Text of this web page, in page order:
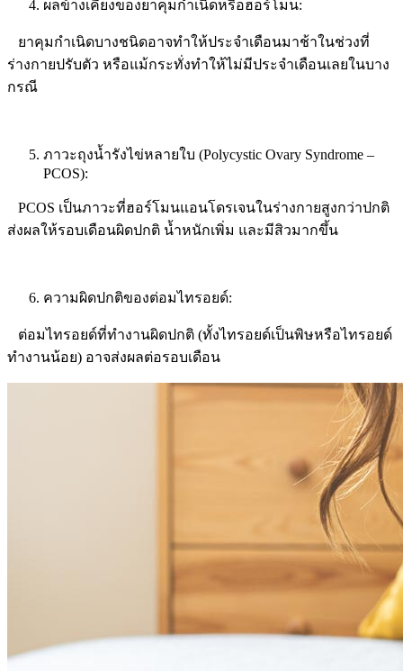
ผลข้างเคียงของยาคุมกำเนิดหรือฮอร์โมน:
ยาคุมกำเนิดบางชนิดอาจทำให้ประจำเดือนมาช้าในช่วงที่
ร่างกายปรับตัว หรือแม้กระทั่งทำให้ไม่มีประจำเดือนเลยในบาง
กรณี
ภาวะถุงน้ำรังไข่หลายใบ (Polycystic Ovary Syndrome –
PCOS):
PCOS เป็นภาวะที่ฮอร์โมนแอนโดรเจนในร่างกายสูงกว่าปกติ
ส่งผลให้รอบเดือนผิดปกติ น้ำหนักเพิ่ม และมีสิวมากขึ้น
ความผิดปกติของต่อมไทรอยด์:
ต่อมไทรอยด์ที่ทำงานผิดปกติ (ทั้งไทรอยด์เป็นพิษหรือไทรอยด์
ทำงานน้อย) อาจส่งผลต่อรอบเดือน